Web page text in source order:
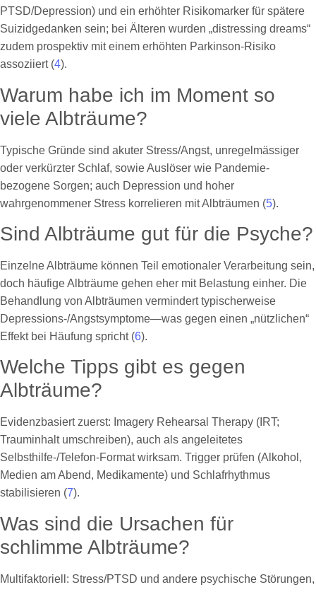
PTSD/Depression) und ein erhöhter Risikomarker für spätere
Suizidgedanken sein; bei Älteren wurden „distressing dreams“
zudem prospektiv mit einem erhöhten Parkinson-Risiko
assoziiert (4).
Warum habe ich im Moment so
viele Albträume?
Typische Gründe sind akuter Stress/Angst, unregelmässiger
oder verkürzter Schlaf, sowie Auslöser wie Pandemie-
bezogene Sorgen; auch Depression und hoher
wahrgenommener Stress korrelieren mit Albträumen (5).
Sind Albträume gut für die Psyche?
Einzelne Albträume können Teil emotionaler Verarbeitung sein,
doch häufige Albträume gehen eher mit Belastung einher. Die
Behandlung von Albträumen vermindert typischerweise
Depressions-/Angstsymptome—was gegen einen „nützlichen“
Effekt bei Häufung spricht (6).
Welche Tipps gibt es gegen
Albträume?
Evidenzbasiert zuerst: Imagery Rehearsal Therapy (IRT;
Trauminhalt umschreiben), auch als angeleitetes
Selbsthilfe-/Telefon-Format wirksam. Trigger prüfen (Alkohol,
Medien am Abend, Medikamente) und Schlafrhythmus
stabilisieren (7).
Was sind die Ursachen für
schlimme Albträume?
Multifaktoriell: Stress/PTSD und andere psychische Störungen,